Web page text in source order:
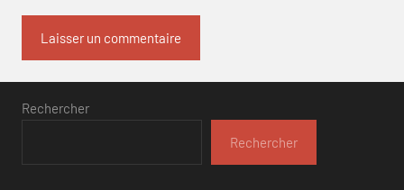
Rechercher
Rechercher